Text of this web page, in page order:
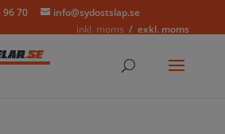
96 70
info@sydostslap.se
inkl. moms
exkl. moms